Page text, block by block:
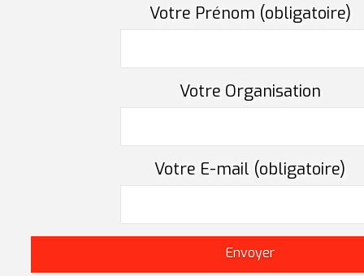
Votre Prénom (obligatoire)
Votre Organisation
Votre E-mail (obligatoire)